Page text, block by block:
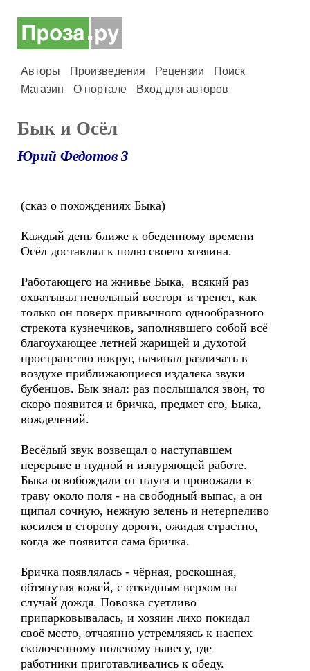
Авторы Произведения Рецензии
Поиск
Магазин
О портале Вход для авторов
Бык и Осёл
Юрий Федотов 3
(сказ о похождениях Быка)
Каждый день ближе к обеденному времени
Осёл доставлял к полю своего хозяина.
Работающего на жнивье Быка, всякий раз
охватывал невольный восторг и трепет, как
только он поверх привычного однообразного
стрекота кузнечиков, заполнявшего собой всё
благоухающее летней жарищей и духотой
пространство вокруг, начинал различать в
воздухе приближающиеся издалека звуки
бубенцов. Бык знал: раз послышался звон, то
скоро появится и бричка, предмет его, Быка,
вожделений.
Весёлый звук возвещал о наступавшем
перерыве в нудной и изнуряющей работе.
Быка освобождали от плуга и провожали в
траву около поля - на свободный выпас, а он
щипал сочную, нежную зелень и нетерпеливо
косился в сторону дороги, ожидая страстно,
когда же появится сама бричка.
Бричка появлялась - чёрная, роскошная,
обтянутая кожей, с откидным верхом на
случай дождя. Повозка суетливо
припарковывалась, и хозяин лихо покидал
своё место, отчаянно устремляясь к наспех
сколоченному полевому навесу, где
работники приготавливались к обеду.